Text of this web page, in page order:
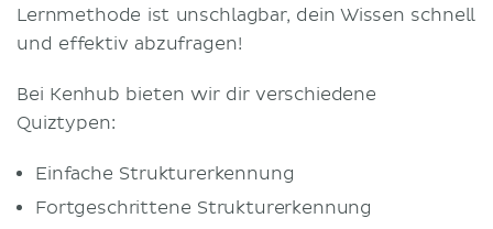
Lernmethode ist unschlagbar, dein Wissen schnell
und effektiv abzufragen!
Bei Kenhub bieten wir dir verschiedene
Quiztypen:
Einfache Strukturerkennung
Fortgeschrittene Strukturerkennung